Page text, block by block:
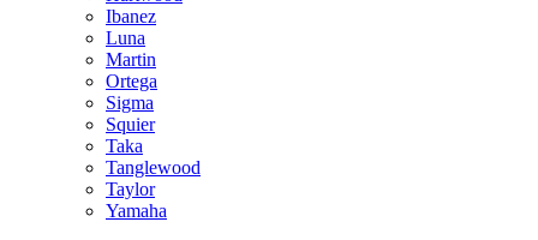
Ibanez
Luna
Martin
Ortega
Sigma
Squier
Taka
Tanglewood
Taylor
Yamaha